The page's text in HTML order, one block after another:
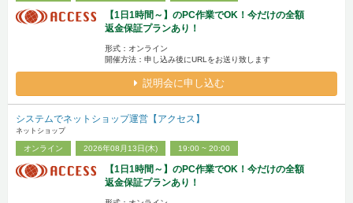
【1日1時間～】のPC作業でOK！今だけの全額
返金保証プランあり！
形式：オンライン
開催方法：申し込み後にURLをお送り致します
説明会に申し込む
システムでネットショップ運営【アクセス】
ネットショップ
オンライン 2026年08月13日(木) 19:00 ~ 20:00
【1日1時間～】のPC作業でOK！今だけの全額
返金保証プランあり！